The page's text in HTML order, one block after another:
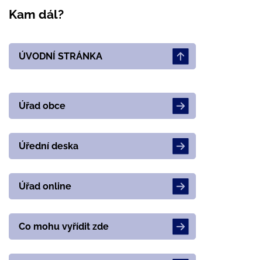
Kam dál?
ÚVODNÍ STRÁNKA
Úřad obce
Úřední deska
Úřad online
Co mohu vyřídit zde